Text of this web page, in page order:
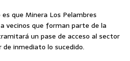
que Minera Los Pelambres
vecinos que forman parte de la
un pase de acceso al sector
inmediato lo sucedido.